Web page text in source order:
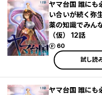
ヤマ台国 誰にも
い合いが続く弥
薬の知識でみん
（仮） 12話
60
ポイント
試し読
ヤマ台国 誰にも